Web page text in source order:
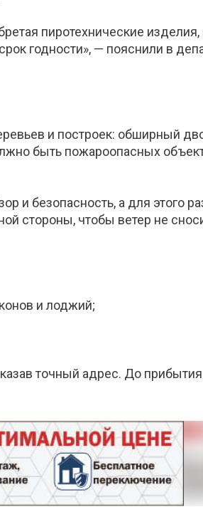
пиротехнические
годности», — пояснили в
и построек: обширный
быть пожароопасных
и безопасность, а для этого
стороны, чтобы ветер не
и лоджий;
точный адрес. До